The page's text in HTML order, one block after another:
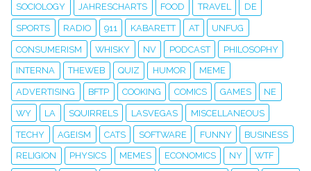
SOCIOLOGY JAHRESCHARTS FOOD TRAVEL DE
SPORTS RADIO 911 KABARETT AT UNFUG
CONSUMERISM WHISKY NV PODCAST PHILOSOPHY
INTERNA THEWEB QUIZ HUMOR MEME
ADVERTISING BFTP COOKING COMICS GAMES NE
WY LA SQUIRRELS LASVEGAS MISCELLANEOUS
TECHY AGEISM CATS SOFTWARE FUNNY BUSINESS
RELIGION PHYSICS MEMES ECONOMICS NY WTF